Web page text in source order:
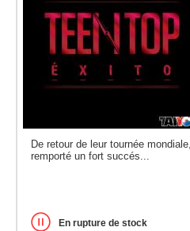
De retour de leur tournée
remporté un fort succés...
En rupture de stock